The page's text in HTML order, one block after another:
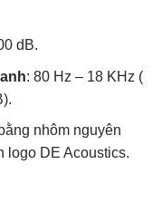
dB.
: 80 Hz – 18 KHz (
nhôm nguyên
logo DE Acoustics.